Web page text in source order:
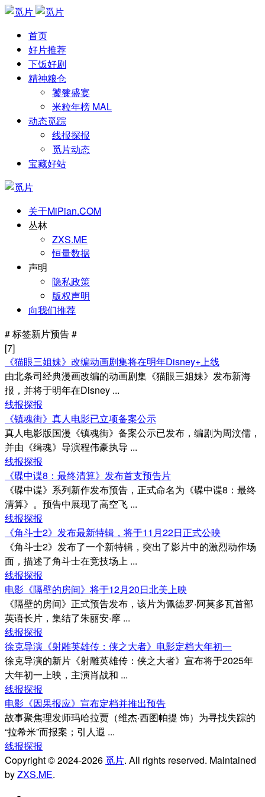
首页
好片推荐
下饭好剧
精神粮仓
饕餮盛宴
米粒年榜 MAL
动态觅踪
线报探报
觅片动态
宝藏好站
关于MiPian.COM
丛林
ZXS.ME
恒量数据
声明
隐私政策
版权声明
向我们推荐
#标签新片预告 #
[7]
《猫眼三姐妹》改编动画剧集将在明年Disney+上线
由北条司经典漫画改编的动画剧集《猫眼三姐妹》发布新海
报，并将于明年在Disney ...
线报探报
《镇魂街》真人电影已立项备案公示
真人电影版国漫《镇魂街》备案公示已发布，编剧为周汶儒，
并由《缉魂》导演程伟豪执导 ...
线报探报
《碟中谍8：最终清算》发布首支预告片
《碟中谍》系列新作发布预告，正式命名为《碟中谍8：最终
清算》。预告中展现了高空飞 ...
线报探报
《角斗士2》发布最新特辑，将于11月22日正式公映
《角斗士2》发布了一个新特辑，突出了影片中的激烈动作场
面，描述了角斗士在竞技场上 ...
线报探报
电影《隔壁的房间》将于12月20日北美上映
《隔壁的房间》正式预告发布，该片为佩德罗·阿莫多瓦首部
英语长片，集结了朱丽安·摩 ...
线报探报
徐克导演《射雕英雄传：侠之大者》电影定档大年初一
徐克导演的新片《射雕英雄传：侠之大者》宣布将于2025年
大年初一上映，主演肖战和 ...
线报探报
电影《因果报应》宣布定档并推出预告
故事聚焦理发师玛哈拉贾（维杰·西图帕提 饰）为寻找失踪的
“拉希米”而报案；引人遐 ...
线报探报
Copyright © 2024-2026 觅片. All rights reserved. Maintained
byZXS.ME.